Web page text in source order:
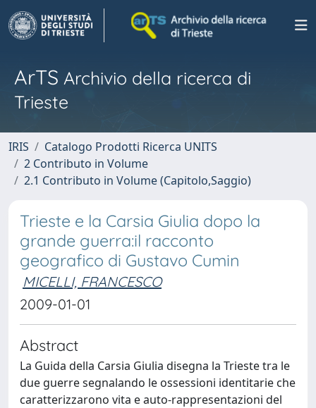
ArTS Archivio della ricerca di
Trieste
IRIS
Catalogo Prodotti Ricerca UNITS
2 Contributo in Volume
2.1 Contributo in Volume (Capitolo,Saggio)
Trieste e la Carsia Giulia dopo la
grande guerra:il racconto
geografico di Gustavo Cumin
MICELLI, FRANCESCO
2009-01-01
Abstract
La Guida della Carsia Giulia disegna la Trieste tra le
due guerre segnalando le ossessioni identitarie che
caratterizzarono vita e auto-rappresentazioni del